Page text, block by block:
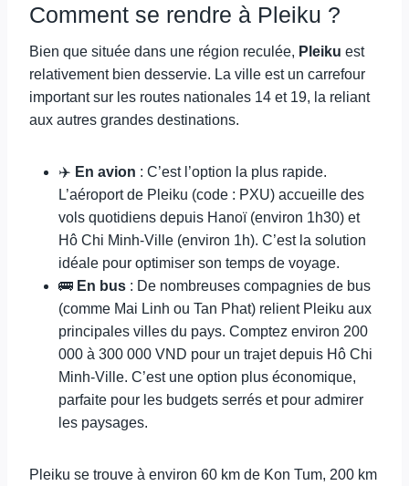
Comment se rendre à Pleiku ?
Bien que située dans une région reculée, Pleiku est
relativement bien desservie. La ville est un carrefour
important sur les routes nationales 14 et 19, la reliant
aux autres grandes destinations.
✈️ En avion : C’est l’option la plus rapide.
L’aéroport de Pleiku (code : PXU) accueille des
vols quotidiens depuis Hanoï (environ 1h30) et
Hô Chi Minh-Ville (environ 1h). C’est la solution
idéale pour optimiser son temps de voyage.
🚌 En bus : De nombreuses compagnies de bus
(comme Mai Linh ou Tan Phat) relient Pleiku aux
principales villes du pays. Comptez environ 200
000 à 300 000 VND pour un trajet depuis Hô Chi
Minh-Ville. C’est une option plus économique,
parfaite pour les budgets serrés et pour admirer
les paysages.
Pleiku se trouve à environ 60 km de Kon Tum, 200 km